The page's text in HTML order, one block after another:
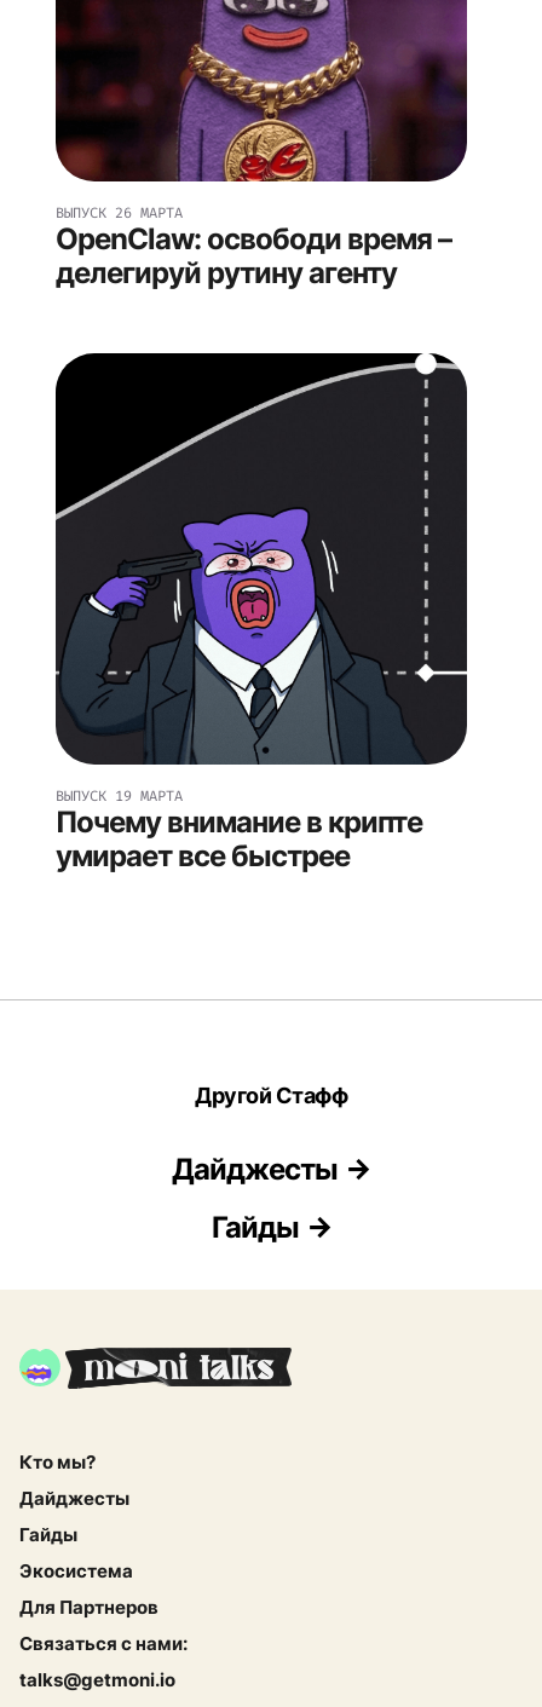
ВЫПУСК 26 МАРТА
OpenClaw: освободи время –
делегируй рутину агенту
ВЫПУСК 19 МАРТА
Почему внимание в крипте
умирает все быстрее
Другой Стафф
Дайджесты
Гайды
Кто мы?
Дайджесты
Гайды
Экосистема
Для Партнеров
Связаться с нами:
talks@getmoni.io